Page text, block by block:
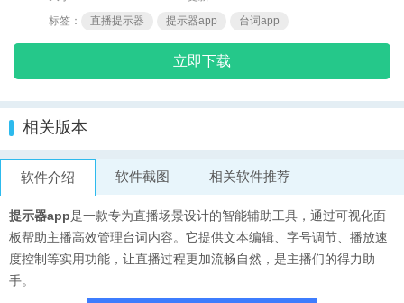
立即下载
标签：
直播提示器 提示器app 台词app
相关版本
软件介绍 软件截图 相关软件推荐
提示器app是一款专为直播场景设计的智能辅助工具，通过可视化面
板帮助主播高效管理台词内容。它提供文本编辑、字号调节、播放速
度控制等实用功能，让直播过程更加流畅自然，是主播们的得力助
手。